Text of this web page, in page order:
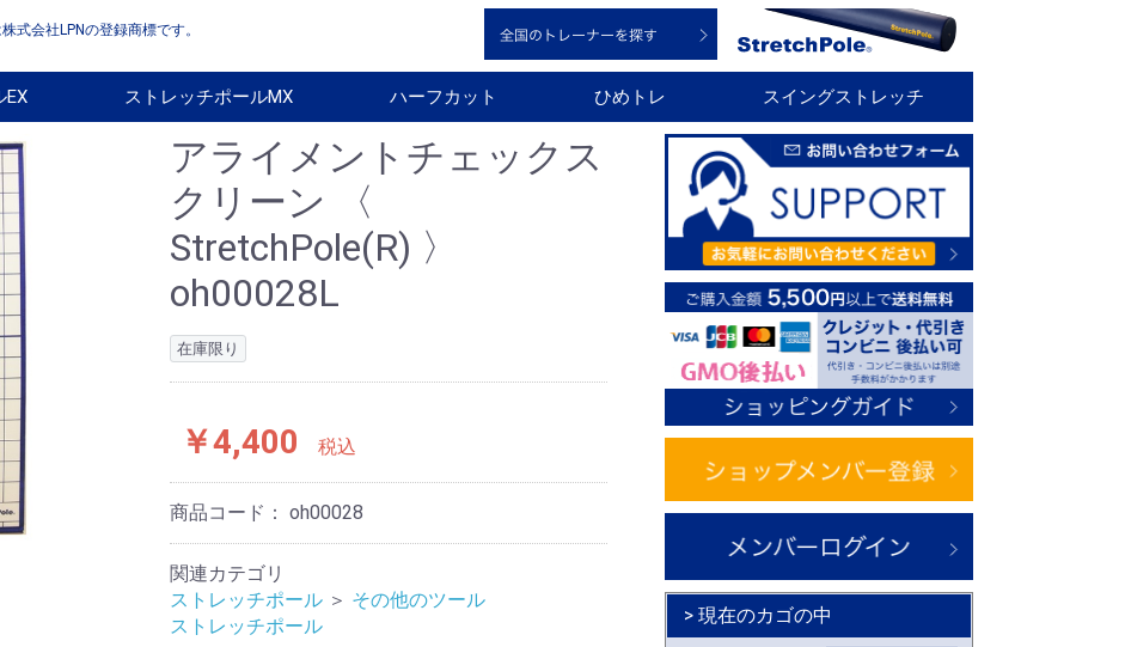
式会社LPNの登録商標です。
EX ストレッチポールMX ハーフカット ひめトレ スイングストレッチ
アライメントチェックス
クリーン 〈
StretchPole(R) 〉
oh00028L
在庫限り
￥4,400 税込
商品コード： oh00028
関連カテゴリ
ストレッチポール ＞ その他のツール
ストレッチポール
> 現在のカゴの中